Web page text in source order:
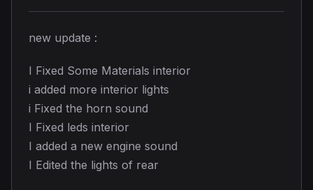
new update :
I Fixed Some Materials interior
i added more interior lights
i Fixed the horn sound
I Fixed leds interior
I added a new engine sound
I Edited the lights of rear